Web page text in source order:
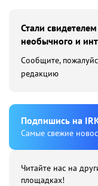
Стали
необычного и
Сообщите,
редакцию
Подпишиcь на
Cамые свежие
Читайте нас на
площадках!